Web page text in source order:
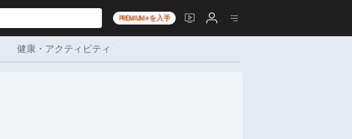
PREMIUM+を入手
健康・アクティビティ